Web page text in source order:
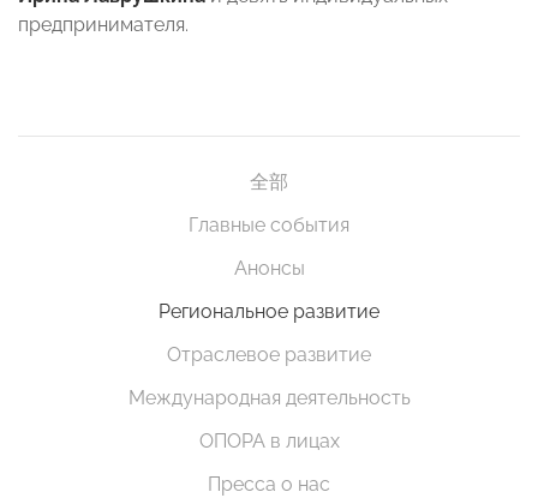
предпринимателя.
全部
Главные события
Анонсы
Региональное развитие
Отраслевое развитие
Международная деятельность
ОПОРА в лицах
Пресса о нас